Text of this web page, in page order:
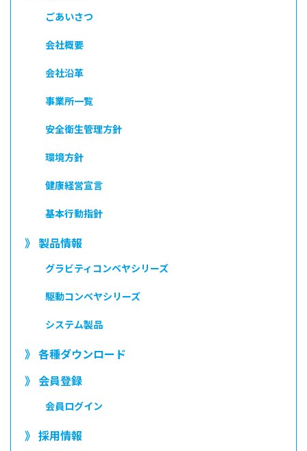
ごあいさつ
会社概要
会社沿革
事業所一覧
安全衛生管理方針
環境方針
健康経営宣言
基本行動指針
》 製品情報
グラビティコンベヤシリーズ
駆動コンベヤシリーズ
システム製品
》 各種ダウンロード
》 会員登録
会員ログイン
》 採用情報